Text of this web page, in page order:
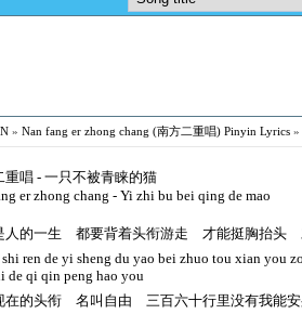
N » Nan fang er zhong chang (南方二重唱) Pinyin Lyrics »
重唱 - 一只不被青睐的猫
er zhong chang - Yi zhi bu bei qing de mao
人的一生 都要背着头衔游走 才能挺胸抬头
ren de yi sheng du yao bei zhuo tou xian you
de qi qin peng hao you
在的头衔 名叫自由 三百六十行里没有我能安